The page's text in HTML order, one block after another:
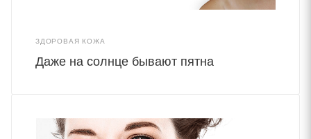
ЗДОРОВАЯ КОЖА
Даже на солнце бывают пятна